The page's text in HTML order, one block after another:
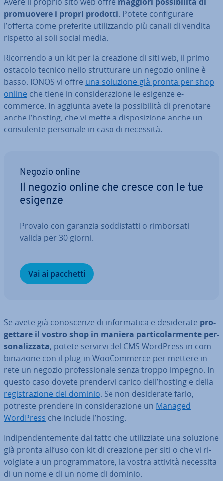
pro­muo­ve­re i propri prodotti. Potete con­fi­gu­ra­re
l’offerta come preferite uti­liz­zan­do più canali di vendita
rispetto ai soli social media.
Ri­cor­ren­do a un kit per la creazione di siti web, il primo
ostacolo tecnico nello strut­tu­ra­re un negozio online è
basso. IONOS vi offre una soluzione già pronta per shop
online che tiene in con­si­de­ra­zio­ne le esigenze e-
commerce. In aggiunta avete la pos­si­bi­li­tà di prenotare
anche l’hosting, che vi mette a di­spo­si­zio­ne anche un
con­su­len­te personale in caso di necessità.
Negozio online
Il negozio online che cresce con le tue
esigenze
Provalo con garanzia sod­di­sfat­ti o rim­bor­sa­ti
valida per 30 giorni.
Vai ai pacchetti
Se avete già co­no­scen­ze di in­for­ma­ti­ca e de­si­de­ra­te pro­
get­ta­re il vostro shop in maniera par­ti­co­lar­men­te per­
so­na­liz­za­ta, potete servirvi del CMS WordPress in com­
bi­na­zio­ne con il plug-in Woo­Com­mer­ce per mettere in
rete un negozio pro­fes­sio­na­le senza troppo impegno. In
questo caso dovete prendervi carico dell’hosting e della
re­gi­stra­zio­ne del dominio. Se non de­si­de­ra­te farlo,
potreste prendere in con­si­de­ra­zio­ne un Managed
WordPress che include l’hosting.
In­di­pen­den­te­men­te dal fatto che uti­liz­zia­te una soluzione
già pronta all’uso con kit di creazione per siti o che vi ri­
vol­gia­te a un pro­gram­ma­to­re, la vostra attività necessita
di un nome e di un nome di dominio.